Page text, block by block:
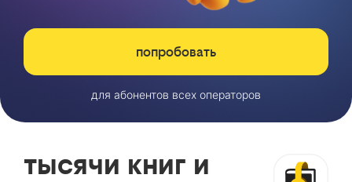
попробовать
для абонентов всех операторов
тысячи книг и